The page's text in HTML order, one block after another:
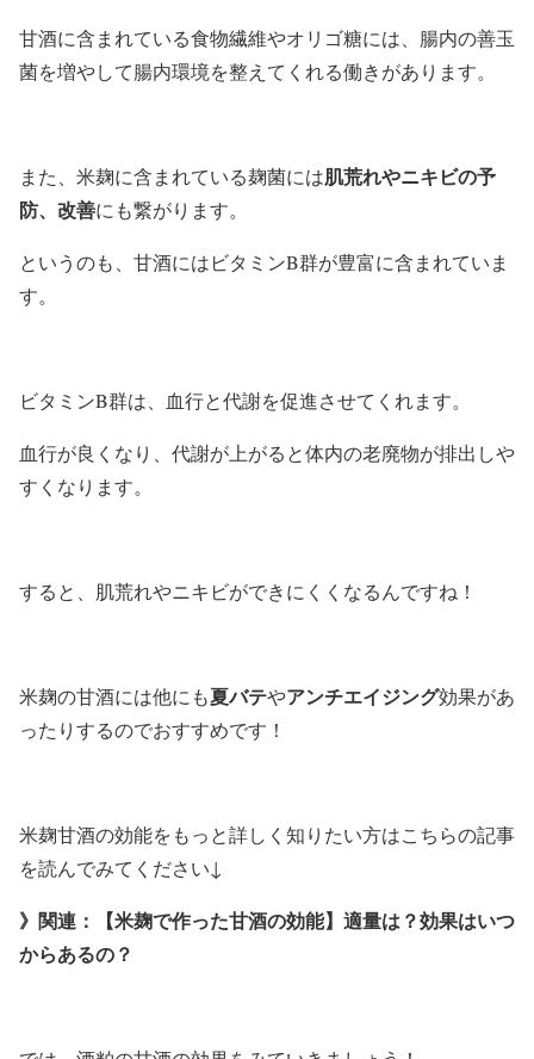
甘酒に含まれている食物繊維やオリゴ糖には、腸内の善玉
菌を増やして腸内環境を整えてくれる働きがあります。
また、米麹に含まれている麹菌には肌荒れやニキビの予
防、改善にも繋がります。
というのも、甘酒にはビタミンB群が豊富に含まれていま
す。
ビタミンB群は、血行と代謝を促進させてくれます。
血行が良くなり、代謝が上がると体内の老廃物が排出しや
すくなります。
すると、肌荒れやニキビができにくくなるんですね！
米麹の甘酒には他にも夏バテやアンチエイジング効果があ
ったりするのでおすすめです！
米麹甘酒の効能をもっと詳しく知りたい方はこちらの記事
を読んでみてください↓
》関連：【米麹で作った甘酒の効能】適量は？効果はいつ
からあるの？